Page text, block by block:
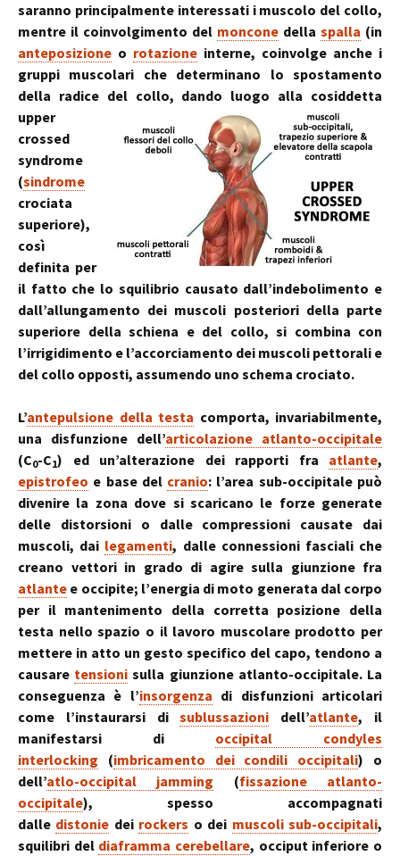
saranno principalmente interessati i muscolo del collo,
mentre il coinvolgimento del moncone della spalla (in
anteposizione o rotazione interne, coinvolge anche i
gruppi muscolari che determinano lo spostamento
della radice del collo, dando luogo alla cosiddetta
upper
crossed
syndrome
(sindrome
crociata
superiore),
così
definita per
il fatto che lo squilibrio causato dall’indebolimento e
dall’allungamento dei muscoli posteriori della parte
superiore della schiena e del collo, si combina con
l’irrigidimento e l’accorciamento dei muscoli pettorali e
del collo opposti, assumendo uno schema crociato.
L’antepulsione della testa comporta, invariabilmente,
una disfunzione dell’articolazione atlanto-occipitale
(C0-C1) ed un’alterazione dei rapporti fra atlante,
epistrofeo e base del cranio: l’area sub-occipitale può
divenire la zona dove si scaricano le forze generate
delle distorsioni o dalle compressioni causate dai
muscoli, dai legamenti, dalle connessioni fasciali che
creano vettori in grado di agire sulla giunzione fra
atlante e occipite; l’energia di moto generata dal corpo
per il mantenimento della corretta posizione della
testa nello spazio o il lavoro muscolare prodotto per
mettere in atto un gesto specifico del capo, tendono a
causare tensioni sulla giunzione atlanto-occipitale. La
conseguenza è l’insorgenza di disfunzioni articolari
come l’instaurarsi disublussazioni dell’atlante, il
manifestarsi di occipital condyles
interlocking (imbricamento dei condili occipitali) o
dell’atlo-occipital jamming (fissazione atlanto-
occipitale), spesso accompagnati
dalle distonie dei rockers o dei muscoli sub-occipitali,
squilibri del diaframma cerebellare, occiput inferiore o